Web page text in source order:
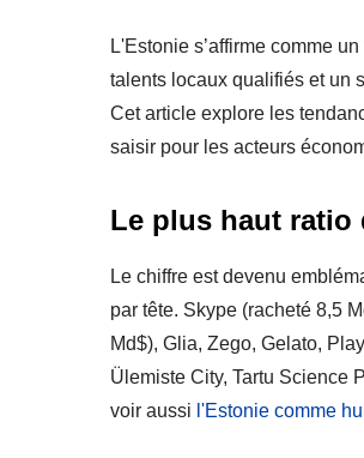
L'Estonie s’affirme comme
talents locaux qualifiés et un
Cet article explore les
saisir pour les acteurs
Le plus haut ratio
Le chiffre est devenu
par tête. Skype (racheté 8,5
Md$), Glia, Zego, Gelato,
Ülemiste City, Tartu Science
voir aussi l'Estonie comme